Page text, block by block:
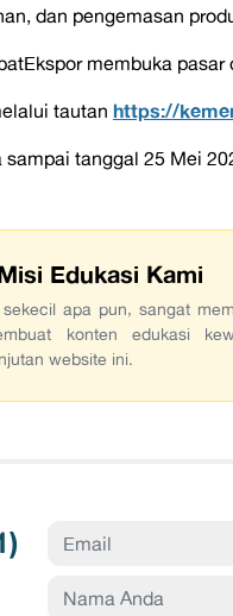
dan pengemasan
membuka
tautan https://
sampai tanggal 25 Mei
Edukasi Kami
sekecil apa pun, sangat
konten edukasi
website ini.
)